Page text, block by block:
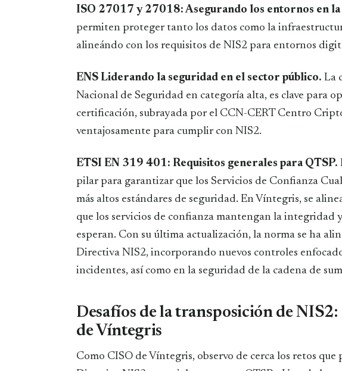
ISO 27017 y 27018: Asegurando los entornos en la
permiten proteger tanto los datos como la
alineándo con los requisitos de NIS2 para entornos
ENS Liderando la seguridad en el sector público. La
Nacional de Seguridad en categoría alta, es clave para
certificación, subrayada por el CCN-CERT Centro
ventajosamente para cumplir con NIS2.
ETSI EN 319 401: Requisitos generales para QTSP.
pilar para garantizar que los Servicios de Confianza
más altos estándares de seguridad. En Víntegris, se
que los servicios de confianza mantengan la integridad
esperan. Con su última actualización, la norma se ha
Directiva NIS2, incorporando nuevos controles
incidentes, así como en la seguridad de la cadena de
Desafíos de la transposición de
de Víntegris
Como CISO de Víntegris, observo de cerca los retos